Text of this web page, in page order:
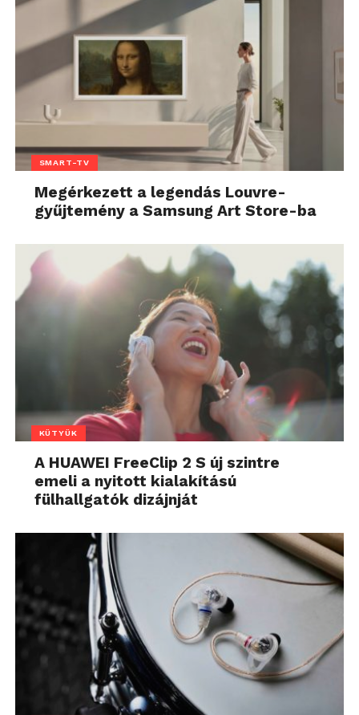
SMART-TV
Megérkezett a legendás Louvre-
gyűjtemény a Samsung Art Store-ba
KÜTYÜK
A HUAWEI FreeClip 2 S új szintre
emeli a nyitott kialakítású
fülhallgatók dizájnját